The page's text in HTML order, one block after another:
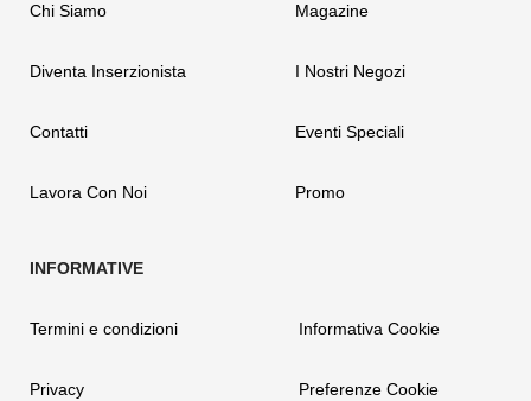
Chi Siamo
Diventa Inserzionista
Contatti
Lavora Con Noi
Magazine
I Nostri Negozi
Eventi Speciali
Promo
Termini e condizioni
Privacy
Informativa Cookie
Preferenze Cookie